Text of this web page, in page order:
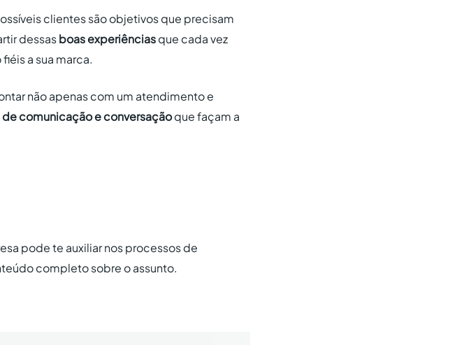
clientes são objetivos que precisam
dessasboas experiênciasque cada vez
a sua marca.
não apenas com um atendimento e
de comunicação e conversaçãoque façam a
pode te auxiliar nos processos de
completo sobre o assunto.